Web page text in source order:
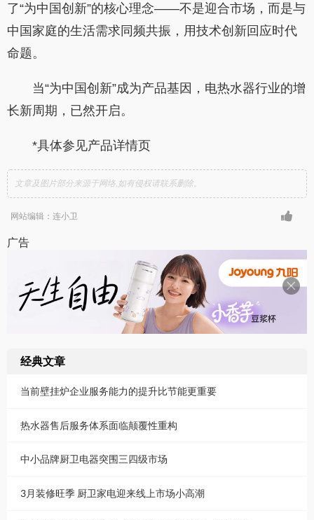
了“为中国创新”的核心理念——不是迎合市场，而是与
中国家庭的生活需求同频共振，用技术创新回应时代
命题。
当“为中国创新”成为产品基因，电热水器行业的增
长新周期，已然开启。
*具体参见产品详情页
文章及图片部分来源于网络,如有侵权请联系删除。
网站编辑：连小卫
广告
经典文章
当前壁挂炉企业服务能力的提升比节能更重要
热水器售后服务体系面临颠覆性重构
中小品牌厨卫电器突围三四级市场
3月装修旺季 厨卫家电迎来线上市场小高潮